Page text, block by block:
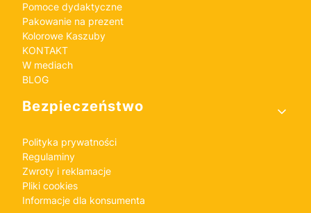
Pomoce dydaktyczne
Pakowanie na prezent
Kolorowe Kaszuby
KONTAKT
W mediach
BLOG
Bezpieczeństwo
Polityka prywatności
Regulaminy
Zwroty i reklamacje
Pliki cookies
Informacje dla konsumenta